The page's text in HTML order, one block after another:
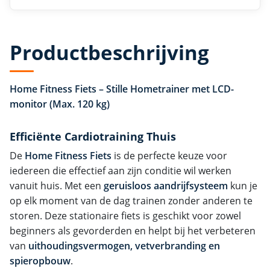
Productbeschrijving
Home Fitness Fiets – Stille Hometrainer met LCD-
monitor (Max. 120 kg)
Efficiënte Cardiotraining Thuis
De Home Fitness Fiets is de perfecte keuze voor
iedereen die effectief aan zijn conditie wil werken
vanuit huis. Met een geruisloos aandrijfsysteem kun je
op elk moment van de dag trainen zonder anderen te
storen. Deze stationaire fiets is geschikt voor zowel
beginners als gevorderden en helpt bij het verbeteren
van uithoudingsvermogen, vetverbranding en
spieropbouw.